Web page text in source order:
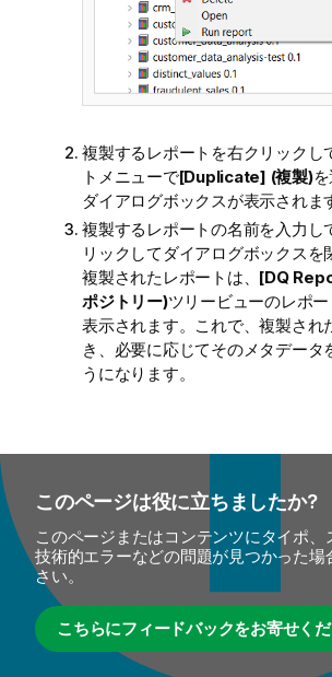
複製するレポートを右クリックし
トメニューで[Duplicate] (複製)を
ダイアログボックスが表示されま
複製するレポートの名前を入力し
リックしてダイアログボックスを
複製されたレポートは、 [DQ
ポジトリー)ツリービューのレポ
表示されます。これで、複製され
き、必要に応じてそのメタデータ
うになります。
このページは役に立ちましたか?
このページまたはコンテンツにタイポ、
技術的エラーなどの問題が見つかった場
さい。
こちらにフィードバックをお寄せく